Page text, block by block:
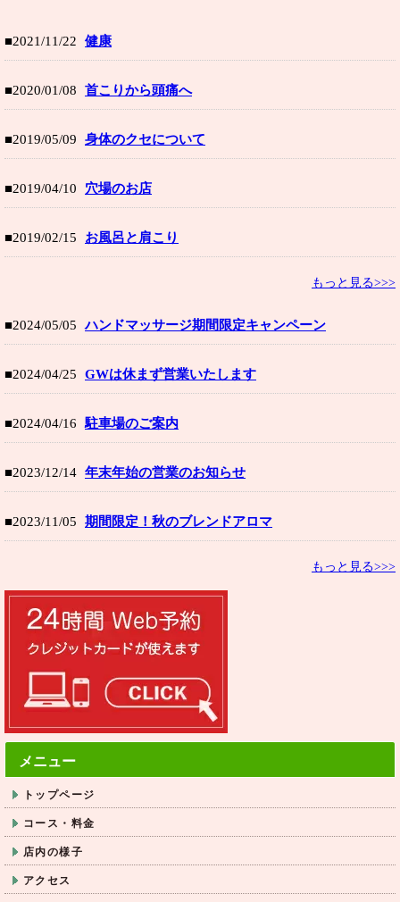
■2021/11/22 健康
■2020/01/08 首こりから頭痛へ
■2019/05/09 身体のクセについて
■2019/04/10 穴場のお店
■2019/02/15 お風呂と肩こり
もっと見る>>>
■2024/05/05 ハンドマッサージ期間限定キャンペーン
■2024/04/25 GWは休まず営業いたします
■2024/04/16 駐車場のご案内
■2023/12/14 年末年始の営業のお知らせ
■2023/11/05 期間限定！秋のブレンドアロマ
もっと見る>>>
メニュー
トップページ
コース・料金
店内の様子
アクセス